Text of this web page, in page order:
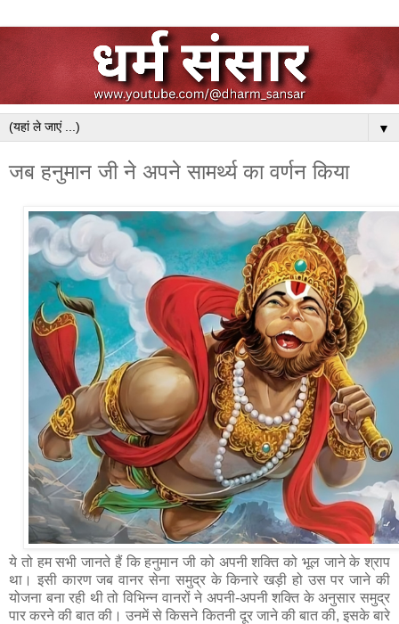
▼
जब हनुमान जी ने अपने सामर्थ्य का वर्णन किया
ये तो हम सभी जानते हैं कि हनुमान जी को अपनी शक्ति को भूल जाने के श्राप
था। इसी कारण जब वानर सेना समुद्र के किनारे खड़ी हो उस पर जाने की
योजना बना रही थी तो विभिन्न वानरों ने अपनी-अपनी शक्ति के अनुसार समुद्र
पार करने की बात की। उनमें से किसने कितनी दूर जाने की बात की, इसके बारे